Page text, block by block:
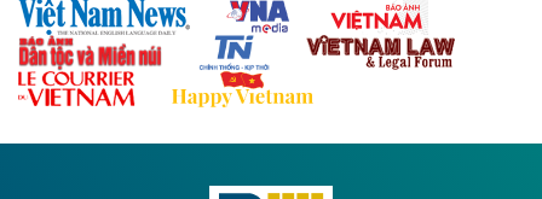
Theo baodautu.vn
Đề xuất đầu tư 11.500 tỷ đồng xây dựng cao
tốc CT.11 qua Ninh Bình
Đông A dài khoảng 25,1 km được kỳ vọng sẽ tạo động